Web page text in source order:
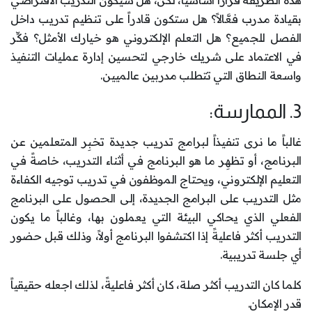
بقيادة مدرب فعَّالاً؟ هل ستكون قادراً على تنظيم تدريب داخل
الفصل للجميع؟ هل التعلم الإلكتروني هو خيارك الأمثل؟ فكِّر
في الاعتماد على شريك خارجي لتحسين إدارة عمليات التنفيذ
واسعة النطاق التي تتطلب مدربين عالميين.
3. الممارسة:
غالباً ما نرى تنفيذاً لبرامج تدريب جديدة تخبِر المتعلمين عن
البرنامج، أو تظهِر ما هو البرنامج في أثناء التدريب، خاصةً في
التعليم الإلكتروني، ويحتاج الموظفون في تدريب توجيه الكفاءة
مثل التدريب على البرامج الجديدة، إلى الحصول على البرنامج
الفعلي الذي يحاكي البيئة التي يعملون بها، وغالباً ما يكون
التدريب أكثر فاعليةً إذا اكتشفوا البرنامج أولاً، وذلك قبل حضور
أي جلسة تدريبية.
كلما كان التدريب أكثر صلة، كان أكثر فاعليةً، لذلك اجعله حقيقياً
قدر الإمكان.